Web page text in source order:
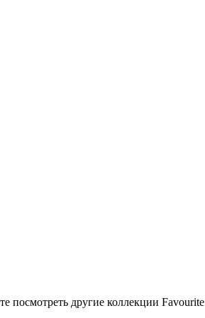
посмотреть другие коллекции Favourite